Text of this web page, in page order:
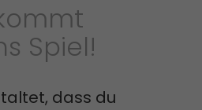
Spiel!
dass du